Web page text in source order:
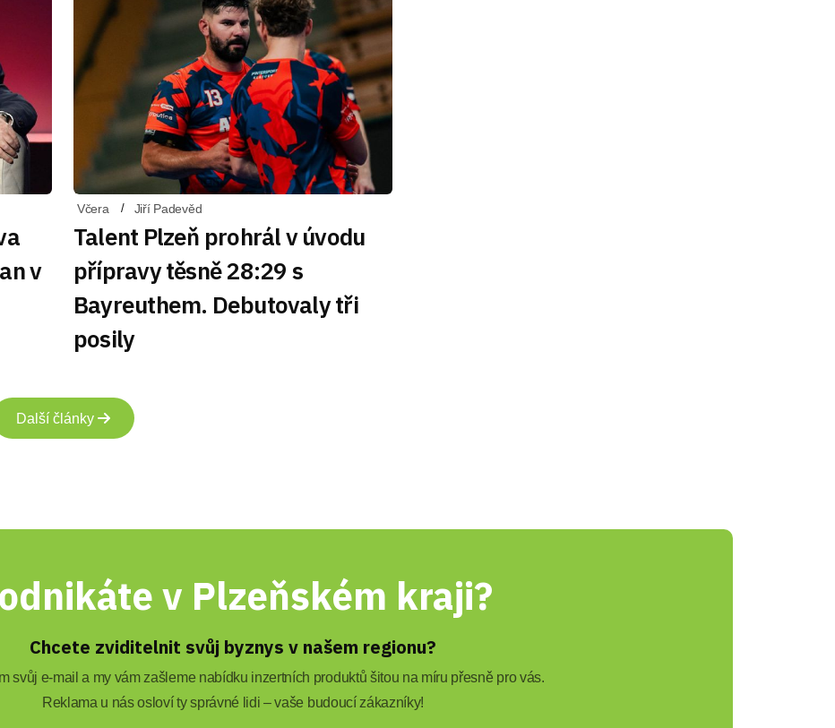
v
Včera Jiří Padevěd
Talent Plzeň prohrál v úvodu
přípravy těsně 28:29 s
Bayreuthem. Debutovaly tři
posily
Další články
v Plzeňském kraji?
Chcete zviditelnit svůj byznys v našem regionu?
svůj e-mail a my vám zašleme nabídku inzertních produktů šitou na míru přesně pro vás.
Reklama u nás osloví ty správné lidi – vaše budoucí zákazníky!